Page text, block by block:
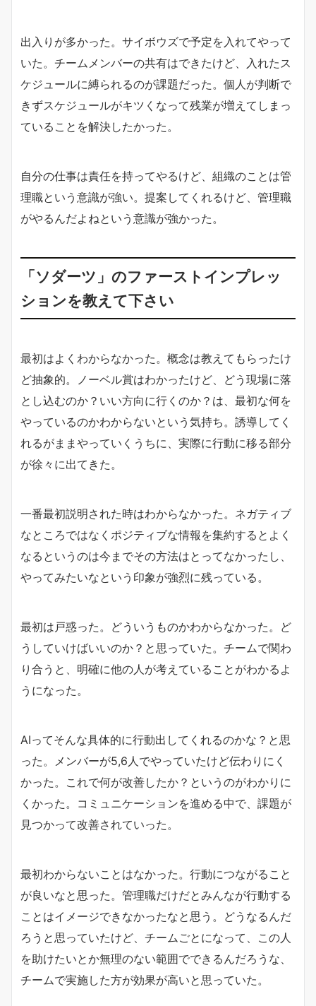
出入りが多かった。サイボウズで予定を入れてやって
いた。チームメンバーの共有はできたけど、入れたス
ケジュールに縛られるのが課題だった。個人が判断で
きずスケジュールがキツくなって残業が増えてしまっ
ていることを解決したかった。
自分の仕事は責任を持ってやるけど、組織のことは管
理職という意識が強い。提案してくれるけど、管理職
がやるんだよねという意識が強かった。
「ソダーツ」のファーストインプレッ
ションを教えて下さい
最初はよくわからなかった。概念は教えてもらったけ
ど抽象的。ノーベル賞はわかったけど、どう現場に落
とし込むのか？いい方向に行くのか？は、最初な何を
やっているのかわからないという気持ち。誘導してく
れるがままやっていくうちに、実際に行動に移る部分
が徐々に出てきた。
一番最初説明された時はわからなかった。ネガティブ
なところではなくポジティブな情報を集約するとよく
なるというのは今までその方法はとってなかったし、
やってみたいなという印象が強烈に残っている。
最初は戸惑った。どういうものかわからなかった。ど
うしていけばいいのか？と思っていた。チームで関わ
り合うと、明確に他の人が考えていることがわかるよ
うになった。
AIってそんな具体的に行動出してくれるのかな？と思
った。メンバーが5,6人でやっていたけど伝わりにく
かった。これで何が改善したか？というのがわかりに
くかった。コミュニケーションを進める中で、課題が
見つかって改善されていった。
最初わからないことはなかった。行動につながること
が良いなと思った。管理職だけだとみんなが行動する
ことはイメージできなかったなと思う。どうなるんだ
ろうと思っていたけど、チームごとになって、この人
を助けたいとか無理のない範囲でできるんだろうな、
チームで実施した方が効果が高いと思っていた。